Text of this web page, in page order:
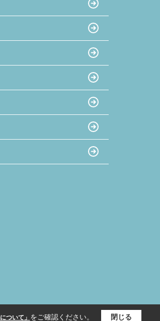
ついて」 をご確認ください。 閉じる